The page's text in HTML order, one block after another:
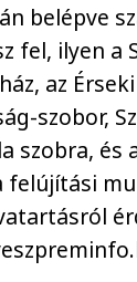
belépve
fel, ilyen a
az
szobor,
szobra, és
felújítási